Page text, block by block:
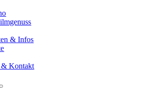
& Infos
& Kontakt